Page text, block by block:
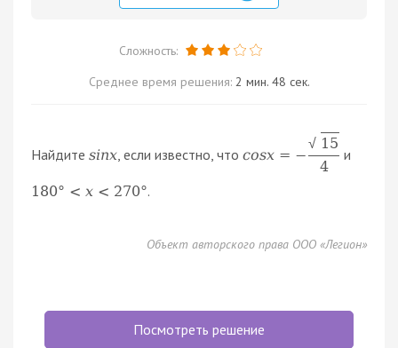
Сложность:
Среднее время решения: 2 мин. 48 сек.
Найдите sinx , если известно, что cosx = −
√ 15
4
и
180° < x < 270°.
Объект авторского права ООО «Легион»
Посмотреть решение